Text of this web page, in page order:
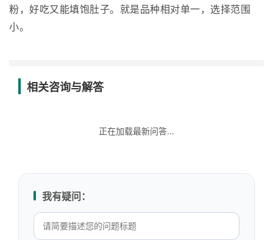
粉，好吃又能填饱肚子。就是品种相对单一，选择范围
小。
相关咨询与解答
正在加载最新问答...
我有疑问：